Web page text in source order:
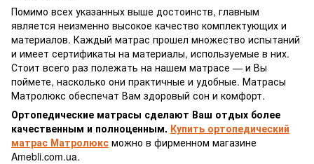
Помимо всех указанных выше достоинств, главным
является неизменно высокое качество комплектующих и
материалов. Каждый матрас прошел множество испытаний
и имеет сертификаты на материалы, используемые в них.
Стоит всего раз полежать на нашем матрасе — и Вы
поймете, насколько они практичные и удобные. Матрасы
Матролюкс обеспечат Вам здоровый сон и комфорт.
Ортопедические матрасы сделают Ваш отдых более
качественным и полноценным. Купить ортопедический
матрас Матролюкс можно в фирменном магазине
Amebli.com.ua.